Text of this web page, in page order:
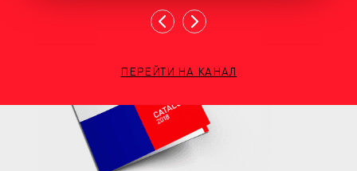
ПЕРЕЙТИ НА КАНАЛ